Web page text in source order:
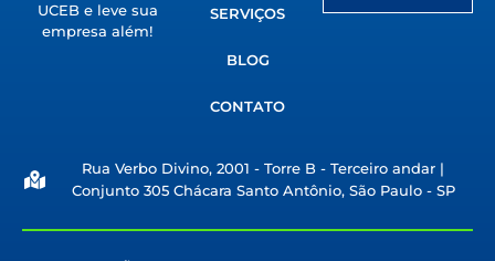
UCEB e leve sua
empresa além!
SERVIÇOS
BLOG
CONTATO
Rua Verbo Divino, 2001 - Torre B - Terceiro andar |
Conjunto 305 Chácara Santo Antônio, São Paulo - SP